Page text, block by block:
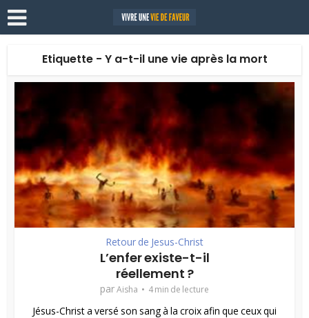
Etiquette - Y a-t-il une vie après la mort
Retour de Jesus-Christ
L’enfer existe-t-il
réellement ?
parAisha 4 min de lecture
Jésus-Christ a versé son sang à la croix afin que ceux qui